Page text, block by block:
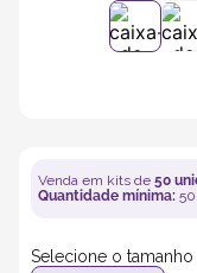
Venda em kits de 50
Quantidade mínima: 50
Selecione o tamanho